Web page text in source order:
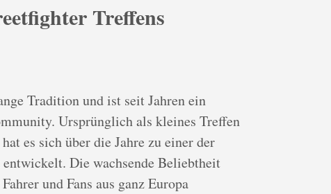
Treffens
Tradition und ist seit Jahren ein
Ursprünglich als kleines Treffen
es sich über die Jahre zu einer der
Die wachsende Beliebtheit
und Fans aus ganz Europa